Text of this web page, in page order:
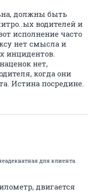
должны быть
водителей и
исполнение часто
нет смысла и
инцидентов.
нет,
когда они
Истина посредине.
для клиента.
двигается